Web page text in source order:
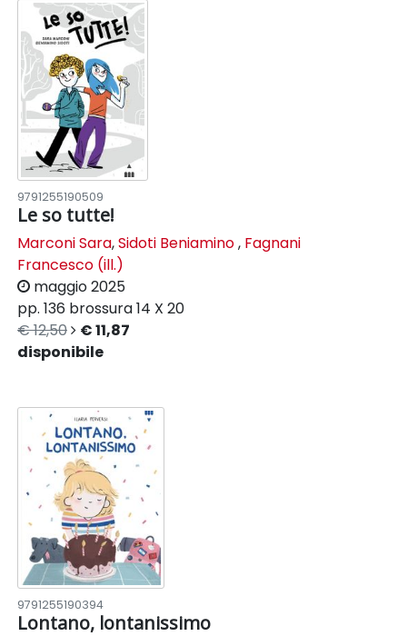
9791255190509
Le so tutte!
Marconi Sara,Sidoti Beniamino, Fagnani
Francesco (ill.)
maggio 2025
pp. 136 brossura14 X 20
€ 12,50
€ 11,87
disponibile
9791255190394
Lontano, lontanissimo